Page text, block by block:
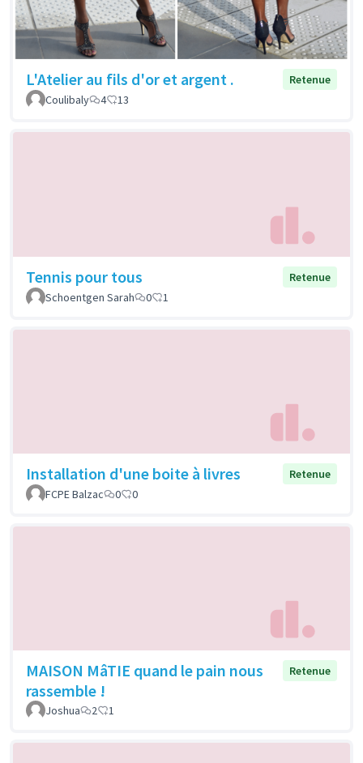
L'Atelier au fils d'or et argent .
Retenue
Coulibaly
4 13
Tennis pour tous
Retenue
Schoentgen Sarah
0 1
Installation d'une boite à livres
Retenue
FCPE Balzac
0 0
MAISON MâTIE quand le pain nous
rassemble !
Retenue
Joshua 2 1